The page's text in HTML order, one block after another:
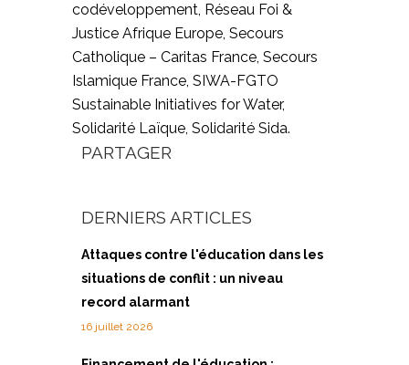
codéveloppement, Réseau Foi &
Justice Afrique Europe, Secours
Catholique – Caritas France, Secours
Islamique France, SIWA-FGTO
Sustainable Initiatives for Water,
Solidarité Laïque, Solidarité Sida.
PARTAGER
DERNIERS ARTICLES
Attaques contre l'éducation dans les
situations de conflit : un niveau
record alarmant
16 juillet 2026